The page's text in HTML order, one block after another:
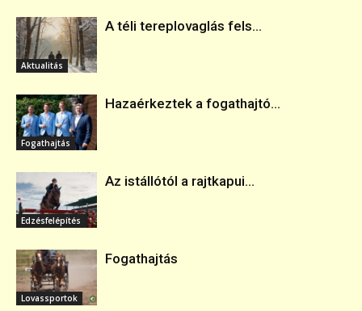
Aktualitás
A téli tereplovaglás fels...
Fogathajtás
Hazaérkeztek a fogathajtó...
Edzésfelépítés
Az istállótól a rajtkapui...
Lovassportok
Fogathajtás